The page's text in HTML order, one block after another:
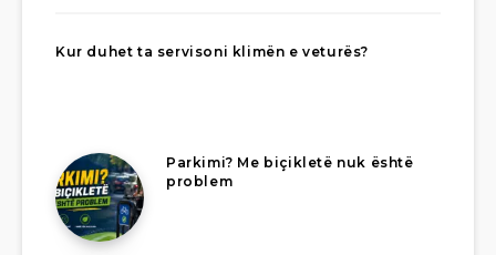
Kur duhet ta servisoni klimën e veturës?
Parkimi? Me biçikletë nuk është
problem